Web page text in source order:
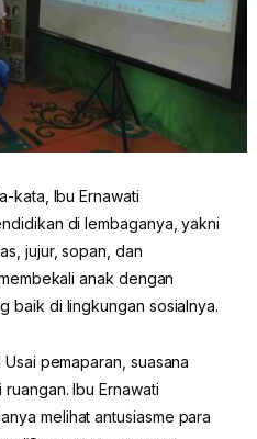
kata, Ibu Ernawati
di lembaganya, yakni
jujur, sopan, dan
anak dengan
baik di lingkungan sosialnya.
pemaparan, suasana
Ibu Ernawati
melihat antusiasme para